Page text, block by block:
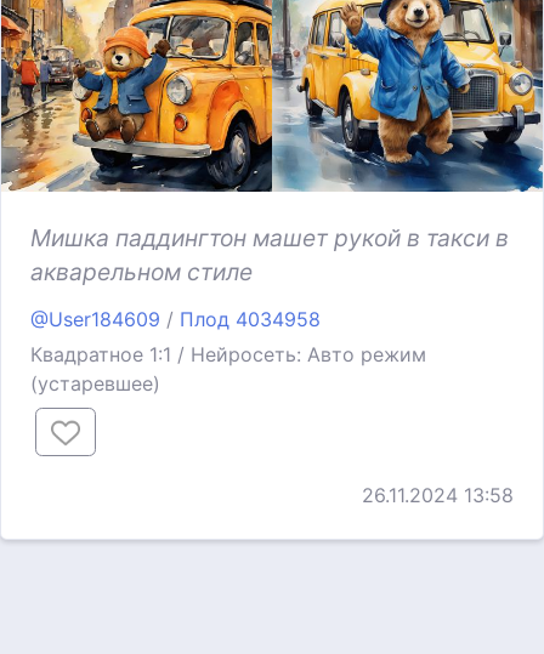
Мишка паддингтон машет рукой в такси в
акварельном стиле
@User184609 / Плод 4034958
Квадратное 1:1 / Нейросеть: Авто режим
(устаревшее)
26.11.2024 13:58